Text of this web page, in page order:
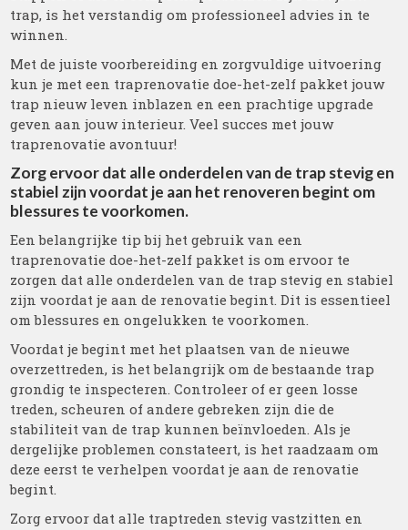
trap, is het verstandig om professioneel advies in te
winnen.
Met de juiste voorbereiding en zorgvuldige uitvoering
kun je met een traprenovatie doe-het-zelf pakket jouw
trap nieuw leven inblazen en een prachtige upgrade
geven aan jouw interieur. Veel succes met jouw
traprenovatie avontuur!
Zorg ervoor dat alle onderdelen van de trap stevig en
stabiel zijn voordat je aan het renoveren begint om
blessures te voorkomen.
Een belangrijke tip bij het gebruik van een
traprenovatie doe-het-zelf pakket is om ervoor te
zorgen dat alle onderdelen van de trap stevig en stabiel
zijn voordat je aan de renovatie begint. Dit is essentieel
om blessures en ongelukken te voorkomen.
Voordat je begint met het plaatsen van de nieuwe
overzettreden, is het belangrijk om de bestaande trap
grondig te inspecteren. Controleer of er geen losse
treden, scheuren of andere gebreken zijn die de
stabiliteit van de trap kunnen beïnvloeden. Als je
dergelijke problemen constateert, is het raadzaam om
deze eerst te verhelpen voordat je aan de renovatie
begint.
Zorg ervoor dat alle traptreden stevig vastzitten en